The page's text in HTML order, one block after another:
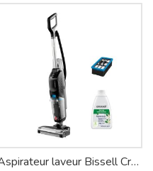
Aspirateur laveur Bissell CrossWave HF2 Select 3847N